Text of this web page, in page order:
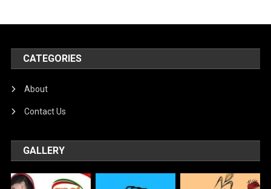
CATEGORIES
About
Contact Us
GALLERY